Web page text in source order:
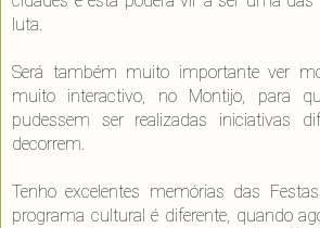
luta.
Será também muito importante ver
muito interactivo, no Montijo, para
pudessem ser realizadas iniciativas
decorrem.
Tenho excelentes memórias das
programa cultural é diferente, quando